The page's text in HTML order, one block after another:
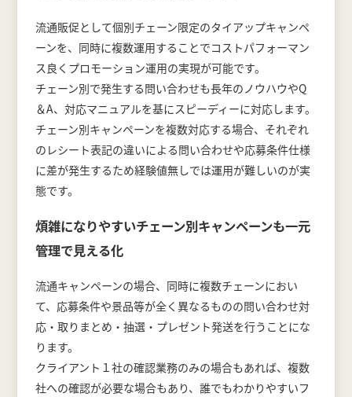
流通販促として個別チェーン限定のタイアップキャンペ
ーンを、同時に複数運用することでコストパフォーマン
ス良くプロモーション運用の実現が可能です。
チェーン別で発生する問い合わせも長年のノウハウやQ
＆A、対応マニュアルを基にスピーディーに対応します。
チェーン別キャンペーンを複数対応する場合、それぞれ
のレシート表記の違いによる問い合わせや応募条件仕様
に差が発生するため経験値無しでは運用が難しいのが実
態です。
煩雑になりやすいチェーン別キャンペーンも一元
管理で見える化
流通キャンペーンの場合、同時に複数チェーンにおい
て、応募条件や景品等が全く異なるものの問い合わせ対
応・取りまとめ・抽選・プレゼント発送を行うことにな
ります。
クライアント１社の確認業務のみの場合もあれば、複数
社への確認が必要な場合もあり、誰でもわかりやすいフ